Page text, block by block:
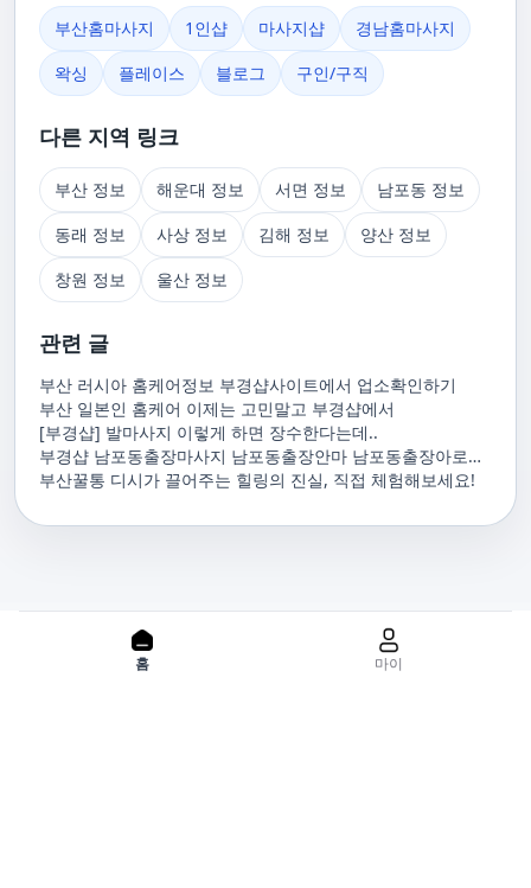
부산홈마사지 1인샵 마사지샵
경남홈마사지
왁싱
플레이스 블로그 구인/구직
다른 지역 링크
부산 정보 해운대 정보 서면 정보
남포동 정보
동래 정보
사상 정보 김해 정보
양산 정보
창원 정보
울산 정보
관련 글
부산 러시아 홈케어정보 부경샵사이트에서 업소확인하기
부산 일본인 홈케어 이제는 고민말고 부경샵에서
[부경샵] 발마사지 이렇게 하면 장수한다는데..
부경샵 남포동출장마사지 남포동출장안마 남포동출장아로마
남포동홈마사지 남포동마사지출장
부산꿀통 디시가 끌어주는 힐링의 진실, 직접 체험해보세요!
홈 마이